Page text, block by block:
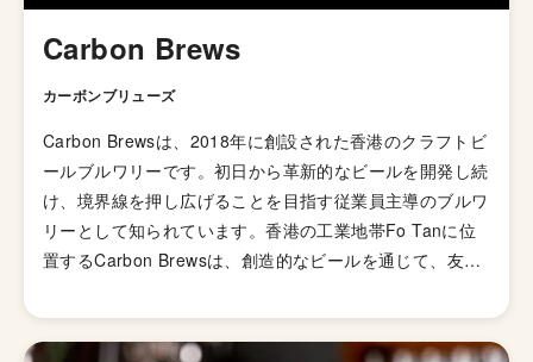
Carbon Brews
カーボンブリューズ
Carbon Brewsは、2018年に創設された香港のクラフトビ
ールブルワリーです。初日から革新的なビールを開発し続
け、境界線を押し広げることを目指す従業員主導のブルワ
リーとして知られています。香港の工業地帯Fo Tanに位
置するCarbon Brewsは、創造的なビールを通じて、友人
す。 香港ブランドとして最大のクラフトビールメーカー
であり、多国籍マクロブルワリーを含めると香港第2位の